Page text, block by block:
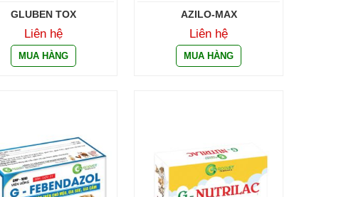
GLUBEN TOX
Liên hệ
AZILO-MAX
Liên hệ